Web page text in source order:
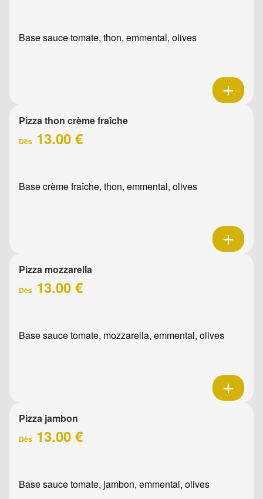
Base sauce tomate, thon, emmental, olives
Pizza thon crème fraîche
Dès 13.00 €
Base crème fraîche, thon, emmental, olives
Pizza mozzarella
Dès 13.00 €
Base sauce tomate, mozzarella, emmental, olives
Pizza jambon
Dès 13.00 €
Base sauce tomate, jambon, emmental, olives